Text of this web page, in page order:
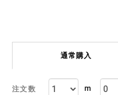
通常購入
注文数 m